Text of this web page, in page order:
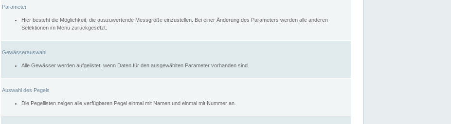
Parameter
Hier besteht die Möglichkeit, die auszuwertende Messgröße einzustellen. Bei einer Änderung des Parameters werden alle anderen
Selektionen im Menü zurückgesetzt.
Gewässerauswahl
Alle Gewässer werden aufgelistet, wenn Daten für den ausgewählten Parameter vorhanden sind.
Auswahl des Pegels
Die Pegellisten zeigen alle verfügbaren Pegel einmal mit Namen und einmal mit Nummer an.